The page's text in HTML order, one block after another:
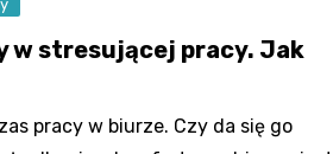
w stresującej pracy. Jak
pracy w biurze. Czy da się go